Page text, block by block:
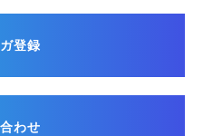
登録
わせ